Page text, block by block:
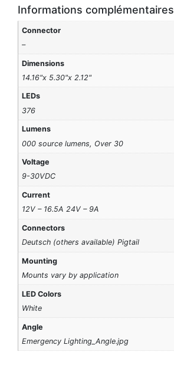
Informations complémentaires
Connector
–
Dimensions
14.16"x 5.30"x 2.12"
LEDs
376
Lumens
000 source lumens, Over 30
Voltage
9-30VDC
Current
12V – 16.5A 24V – 9A
Connectors
Deutsch (others available) Pigtail
Mounting
Mounts vary by application
LED Colors
White
Angle
Emergency Lighting_Angle.jpg